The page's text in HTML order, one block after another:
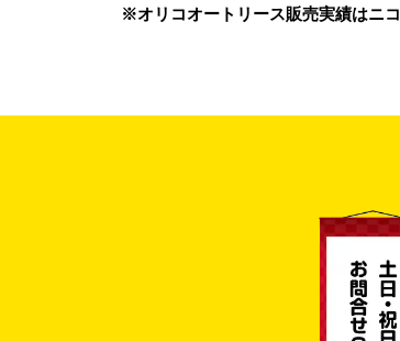
※オリコオートリース販売実績はニ